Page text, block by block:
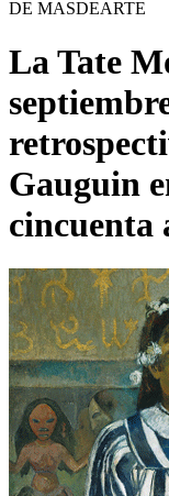
DE MASDEARTE
La Tate
Gauguin
cincuenta